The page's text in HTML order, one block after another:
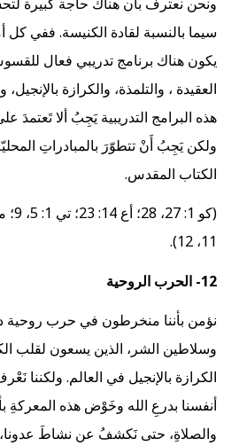
سيما بالنسبة لقادة الكنيسة. ففي كل
يكون هناك برنامج تدريبي فعال
العقيدة ، والتلمذة، والكرازة
هذه البرامج التدريبية يَجِبُ ألا تَعتمدَ
ولكن يَجِبُ أَنْ تتطوّرَ بالمبادراتِ
الكتاب المقدس.
11، 12).
12- الحرب الروحية
نؤمن بأننا منخرطون في حرب روحية
وسلاطين الشر، الذين يسعون لقلب
الكرازة بالإنجيل في العالم. ولكننا
أنفسنا بدرعِ الله وخَوْض هذه المعركةِ
والصلاةِ، حتى نَكشفُ عن نشاطَ